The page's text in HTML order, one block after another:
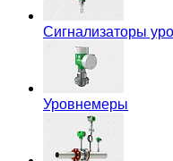
Сигнализаторы
Уровнемеры